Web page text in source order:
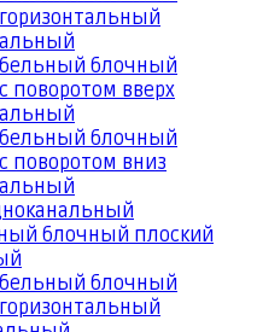
блочный
поворотом вверх
блочный
поворотом вниз
блочный плоский
блочный